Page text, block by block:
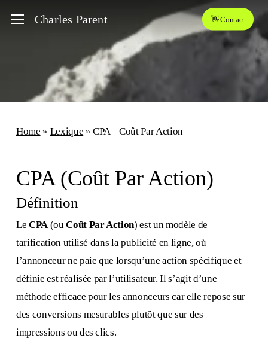
Menu Charles Parent 👋 Contact
Home » Lexique »CPA – Coût Par Action
CPA (Coût Par Action)
Définition
Le CPA(ouCoût Par Action) est un modèle de
tarification utilisé dans la publicité en ligne, où
l’annonceur ne paie que lorsqu’une action spécifique et
définie est réalisée par l’utilisateur. Il s’agit d’une
méthode efficace pour les annonceurs car elle repose sur
des conversions mesurables plutôt que sur des
impressions ou des clics.